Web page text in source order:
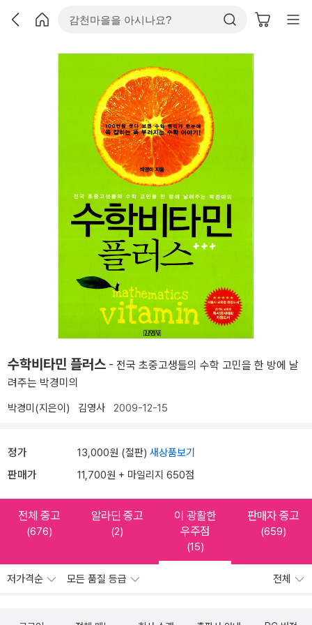
수학비타민 플러스 - 전국 초중고생들의 수학 고민을 한 방에 날
려주는 박경미의
박경미(지은이) 김영사 2009-12-15
정가 13,000원 (절판) 새상품보기
판매가 11,700원 + 마일리지 650점
전체 중고
(676)
알라딘 중고
(2)
이 광활한
우주점
(15)
판매자 중고
(659)
저가격순 모든 품질 등급 전체